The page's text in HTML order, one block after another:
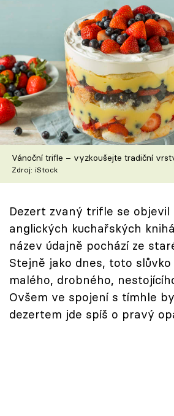
TV Program
Škola vaření
Recepty z TV
Speciál: Cuketa
Sledujte prima+
Přihlášení
Vánoční trifle – vyzkoušejte tradiční
Zdroj: iStock
Dezert zvaný trifle se objevil
anglických kuchařských
název údajně pochází ze
Stejně jako dnes, toto slůvko
malého, drobného,
Ovšem ve spojení s tímhle
dezertem jde spíš o pravý